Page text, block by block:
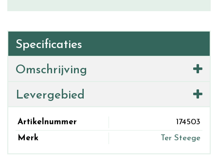
Specificaties
Omschrijving
Levergebied
Artikelnummer
174503
Merk
Ter Steege